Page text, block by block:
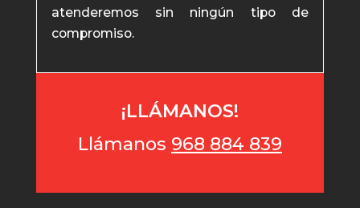
atenderemos sin ningún tipo de
compromiso.
¡LLÁMANOS!
Llámanos 968 884 839